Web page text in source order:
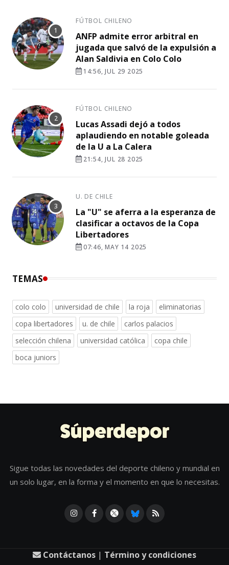
FÚTBOL CHILENO
ANFP admite error arbitral en
jugada que salvó de la expulsión a
Alan Saldivia en Colo Colo
14:56, JUL 29 2025
FÚTBOL CHILENO
Lucas Assadi dejó a todos
aplaudiendo en notable goleada
de la U a La Calera
21:54, JUL 28 2025
U. DE CHILE
La "U" se aferra a la esperanza de
clasificar a octavos de la Copa
Libertadores
07:46, MAY 14 2025
TEMAS
colo colo universidad de chile la roja
eliminatorias
copa libertadores
u. de chile
carlos palacios
selección chilena
universidad católica
copa chile
boca juniors
Sigue todas las novedades del deporte chileno y mundial en
un solo lugar, en la forma y el momento en que lo necesitas.
Contáctanos | Término y condiciones